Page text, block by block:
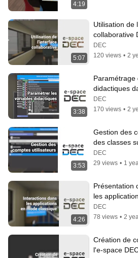
4:19
5:07
Utilisation de
collaborative
DEC
120 views • 2
3:38
Paramétrage
didactiques
de l'e-space
DEC
170 views • 2
3:53
Gestion des
des classes
DEC
29 views • 1
4:26
Présentation
les
DEC
78 views • 2
Création de
l'e-space